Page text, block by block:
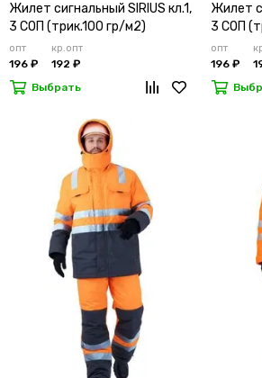
Жилет сигнальный SIRIUS кл.1,
3 СОП (трик.100 гр/м2)
лимонный
опт
196 ₽
кр.опт
192 ₽
Выбрать
Жилет
3 СОП
опт
196 ₽